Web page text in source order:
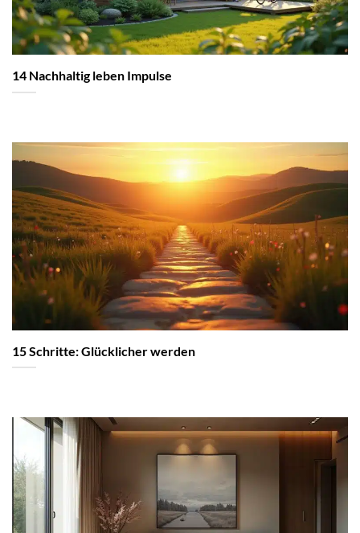
14 Nachhaltig leben Impulse
15 Schritte: Glücklicher werden